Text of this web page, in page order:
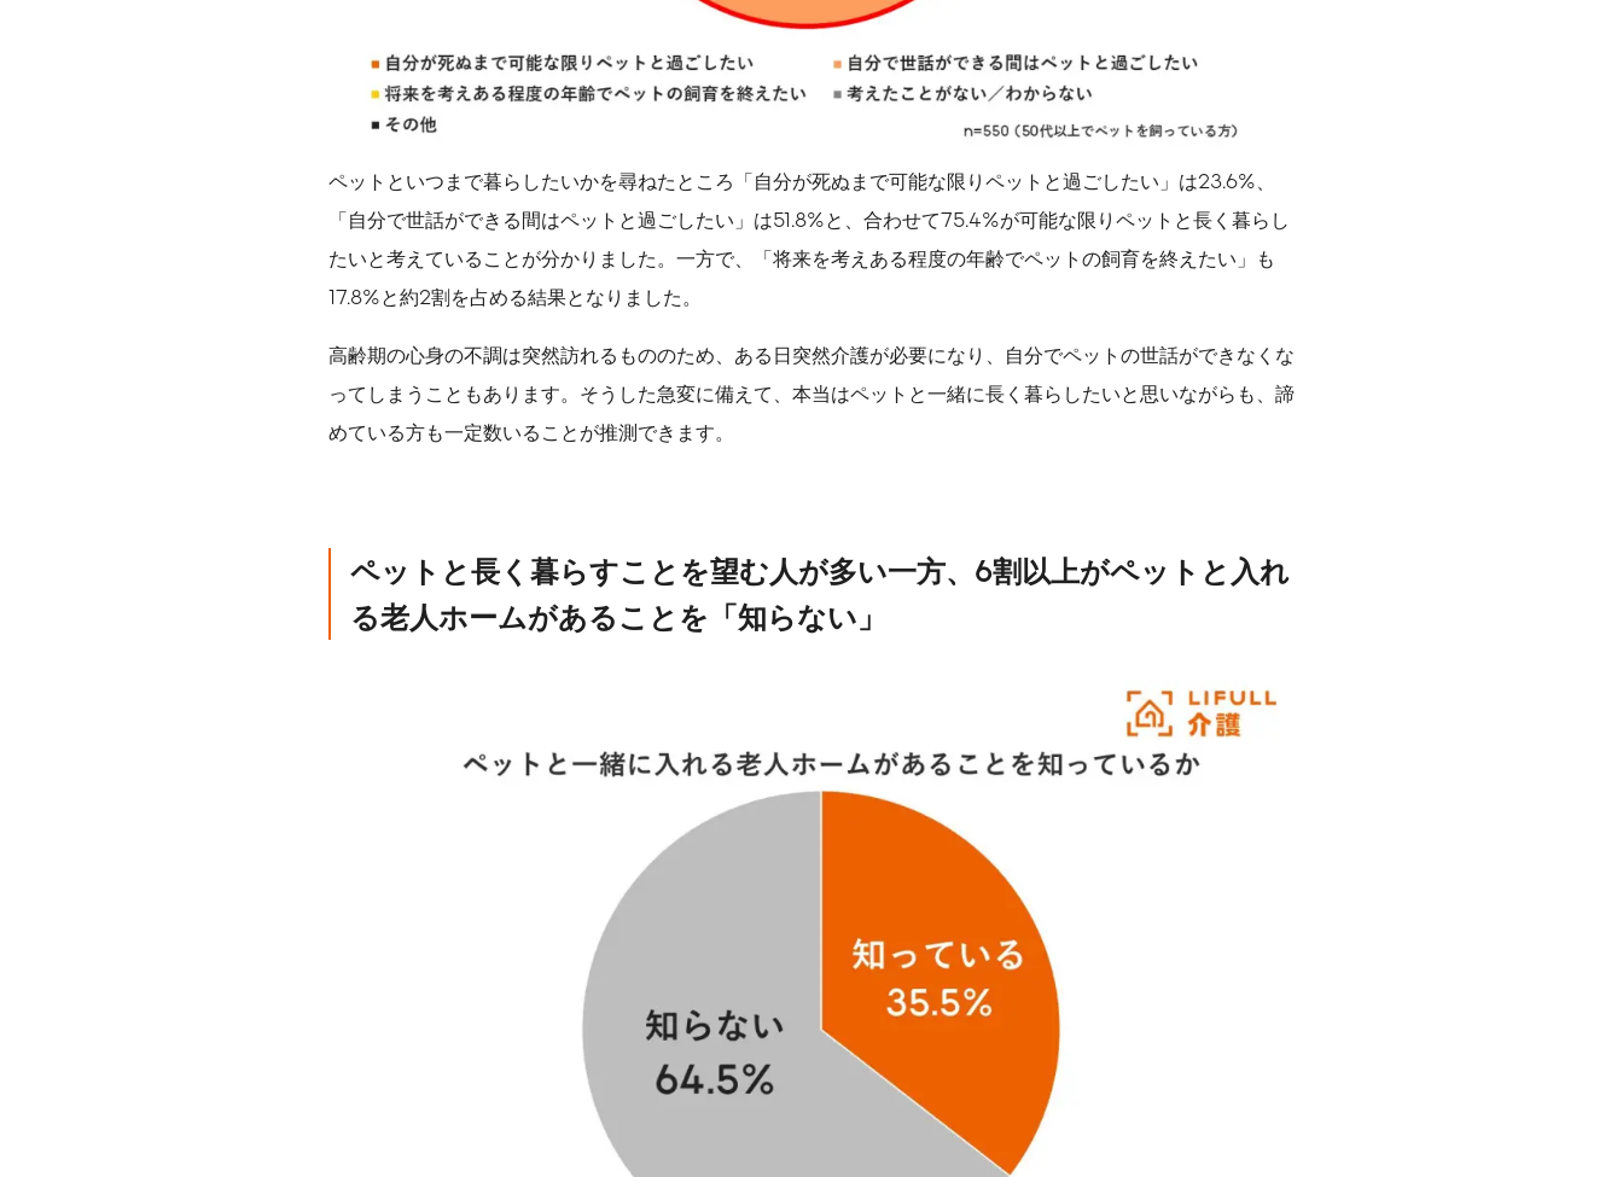
ペットといつまで暮らしたいかを尋ねたところ「自分が死ぬまで可能な限りペットと過ごしたい」は23.6%、
「自分で世話ができる間はペットと過ごしたい」は51.8%と、合わせて75.4%が可能な限りペットと長く暮らし
たいと考えていることが分かりました。一方で、「将来を考えある程度の年齢でペットの飼育を終えたい」も
17.8%と約2割を占める結果となりました。
高齢期の心身の不調は突然訪れるもののため、ある日突然介護が必要になり、自分でペットの世話ができなくな
ってしまうこともあります。そうした急変に備えて、本当はペットと一緒に長く暮らしたいと思いながらも、諦
めている方も一定数いることが推測できます。
ペットと長く暮らすことを望む人が多い一方、 6割以上がペットと入れ
る老人ホームがあることを「知らない」